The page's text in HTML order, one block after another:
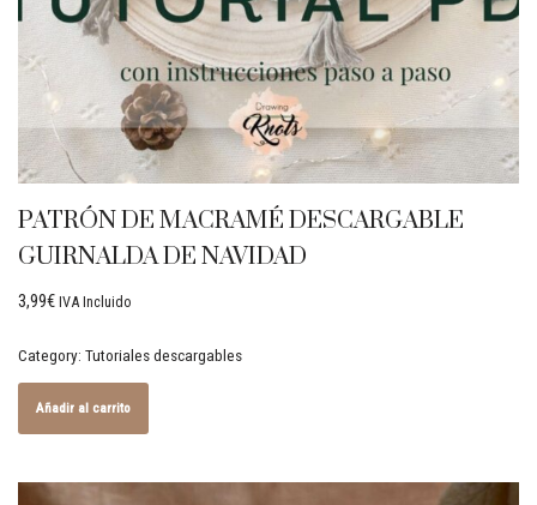
PATRÓN DE MACRAMÉ DESCARGABLE
GUIRNALDA DE NAVIDAD
3,99€ IVA Incluido
Category: Tutoriales descargables
Añadir al carrito